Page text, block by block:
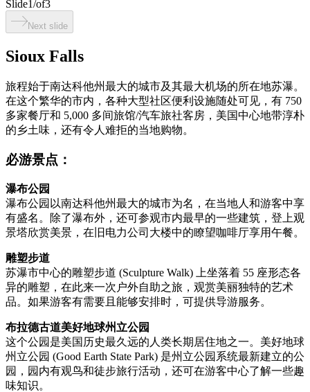
Slide1/of3
Next slide
Sioux Falls
旅程始于南达科他州最大的城市及其最大机场的所在地苏瀑。
在这个繁华的市内，各种大型社区便利设施随处可见，有 750
多家餐厅和 5,000 多间旅馆/汽车旅社客房，美国中心地带淳朴
的乡土味，还有令人难拒的当地购物。
必游景点：
瀑布公园
瀑布公园以南达科他州最大的城市为名，在当地人和游客中享
有盛名。除了瀑布外，还可参观市内最早的一些建筑，登上观
景塔欣赏美景，在旧电力公司大楼中的瞭望咖啡厅享用午餐。
雕塑步道
苏瀑市中心的雕塑步道 (Sculpture Walk) 上坐落着 55 座形态各
异的雕塑，在此来一次户外自助之旅，观赏美丽独特的艺术
品。如果游客有需要且能够安排时，可提供导游服务。
布拉德古道美好地球州立公园
这个公园是美国历史最久远的人类长期居住地之一。美好地球
州立公园 (Good Earth State Park) 是州立公园系统最新建立的公
园，园内有观鸟和徒步旅行活动，还可在游客中心了解一些趣
味知识。